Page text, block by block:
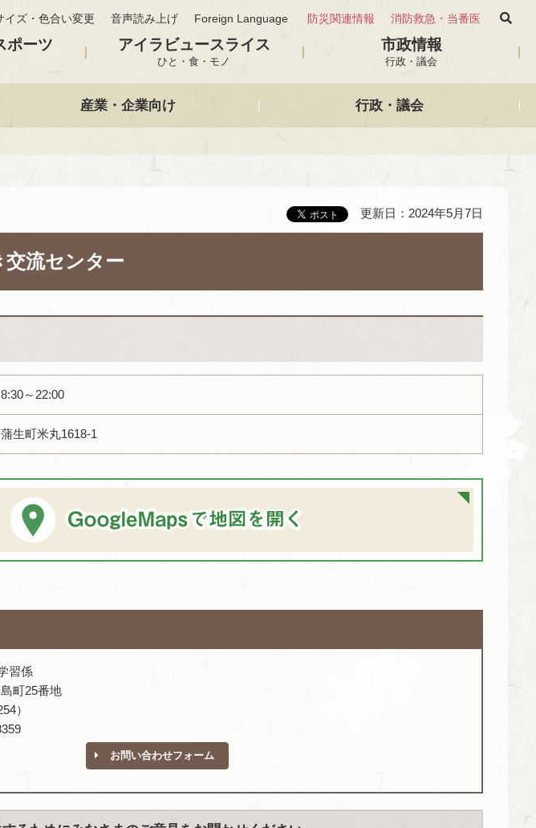
イズ・色合い変更 音声読み上げ Foreign Language 防災関連情報 消防救急・当番医
ポーツ アイラビュースライス
ひと・食・モノ
市政情報
行政・議会
産業・企業向け 行政・議会
更新日：2024年5月7日
流センター
8:30～22:00
蒲生町米丸1618-1
習係
町25番地
）
お問い合わせフォーム